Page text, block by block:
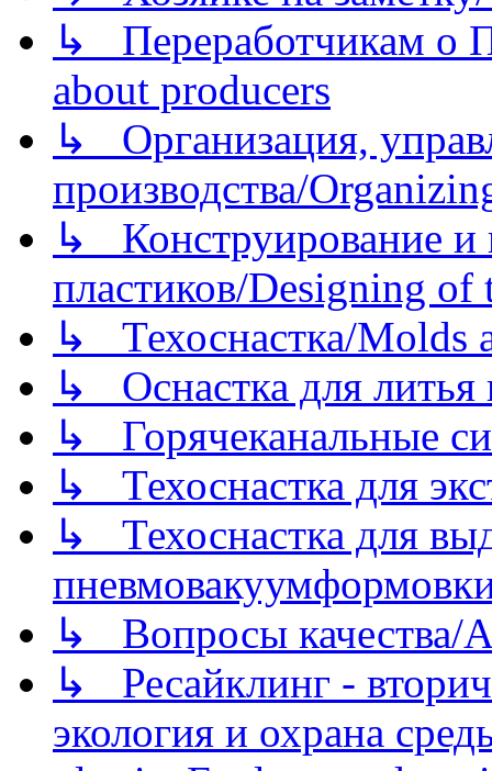
↳ Переработчикам о
about producers
↳ Организация,
производства/
↳ Конструирование и
пластиков/Designing of
↳ Техоснастка/Molds
↳ Оснастка для литья
↳ Горячеканальные
↳ Техоснастка для
↳ Техоснастка для
↳ Вопросы качества/
↳ Ресайклинг -
экология и охрана